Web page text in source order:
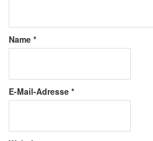
Name *
E-Mail-Adresse *